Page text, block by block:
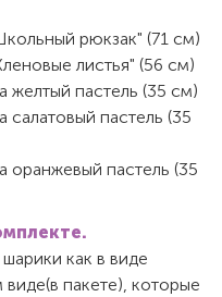
рюкзак" (71 см)
листья" (56 см)
желтый пастель (35 см)
пастель (35
оранжевый пастель (35
как в виде
пакете), которые